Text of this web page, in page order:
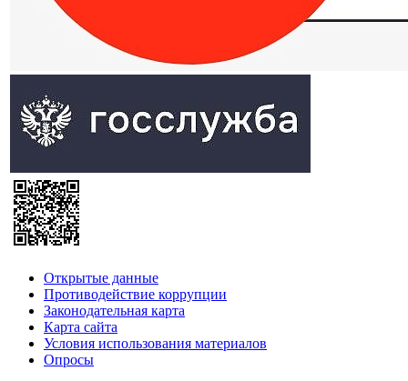
Открытые данные
Противодействие коррупции
Законодательная карта
Карта сайта
Условия использования материалов
Опросы